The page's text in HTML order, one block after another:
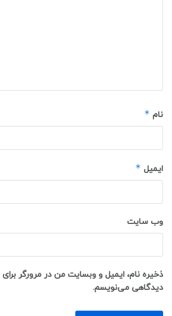
نام *
ایمیل *
وب‌ سایت
ذخیره نام، ایمیل و وبسایت من در مرورگر برای
دیدگاهی می‌نویسم.